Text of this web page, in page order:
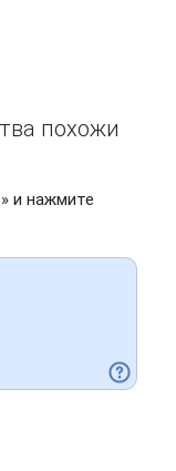
похожи
и нажмите